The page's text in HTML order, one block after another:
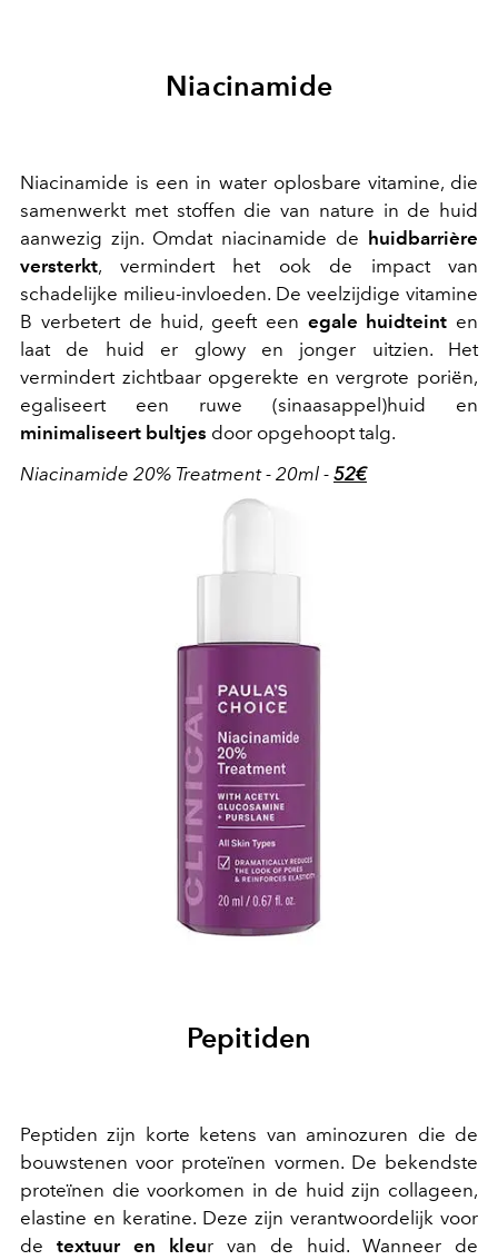
Niacinamide
Niacinamide is een in water oplosbare vitamine, die
samenwerkt met stoffen die van nature in de huid
aanwezig zijn. Omdat niacinamide de huidbarrière
versterkt, vermindert het ook de impact van
schadelijke milieu-invloeden. De veelzijdige vitamine
B verbetert de huid, geeft een egale huidteint en
laat de huid er glowy en jonger uitzien. Het
vermindert zichtbaar opgerekte en vergrote poriën,
egaliseert een ruwe (sinaasappel)huid en
minimaliseert bultjes door opgehoopt talg.
Niacinamide 20% Treatment - 20ml - 52€
Pepitiden
Peptiden zijn korte ketens van aminozuren die de
bouwstenen voor proteïnen vormen. De bekendste
proteïnen die voorkomen in de huid zijn collageen,
elastine en keratine. Deze zijn verantwoordelijk voor
de textuur en kleur van de huid. Wanneer de